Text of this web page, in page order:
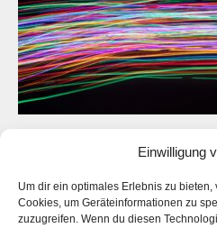
Einwilligung
Um dir ein optimales Erlebnis zu
Cookies, um Geräteinformationen zu
zuzugreifen. Wenn du diesen
Lichtspuren 20201957